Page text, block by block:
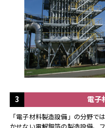
3 電子
「電子材料製造設備」の分野で